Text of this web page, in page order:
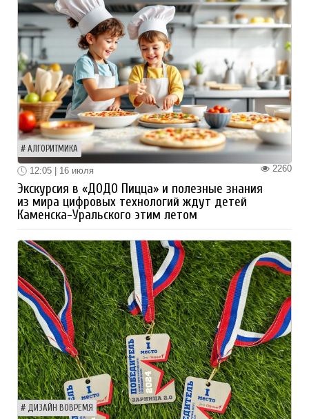
АЛГОРИТМИКА
2260
12:05 | 16 июля
Экскурсия в «ДОДО Пицца» и полезные знания
из мира цифровых технологий ждут детей
Каменска-Уральского этим летом
ДИЗАЙН ВОВРЕМЯ